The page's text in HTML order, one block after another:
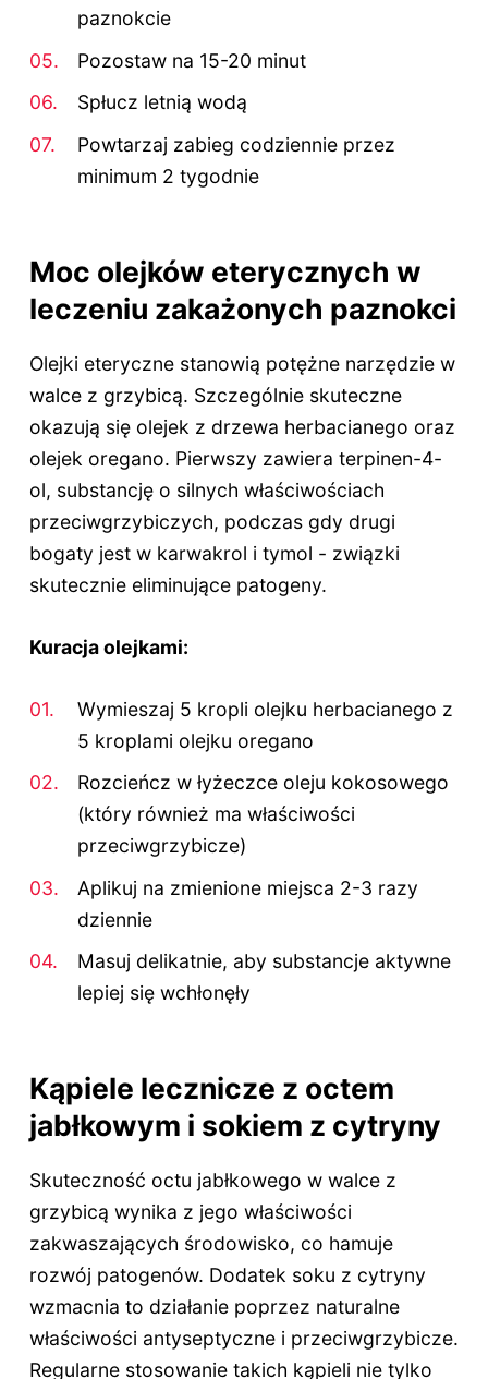
paznokcie
Pozostaw na 15-20 minut
Spłucz letnią wodą
Powtarzaj zabieg codziennie przez
minimum 2 tygodnie
Moc olejków eterycznych w
leczeniu zakażonych paznokci
Olejki eteryczne stanowią potężne narzędzie w
walce z grzybicą. Szczególnie skuteczne
okazują się olejek z drzewa herbacianego oraz
olejek oregano. Pierwszy zawiera terpinen-4-
ol, substancję o silnych właściwościach
przeciwgrzybiczych, podczas gdy drugi
bogaty jest w karwakrol i tymol - związki
skutecznie eliminujące patogeny.
Kuracja olejkami:
Wymieszaj 5 kropli olejku herbacianego z
5 kroplami olejku oregano
Rozcieńcz w łyżeczce oleju kokosowego
(który również ma właściwości
przeciwgrzybicze)
Aplikuj na zmienione miejsca 2-3 razy
dziennie
Masuj delikatnie, aby substancje aktywne
lepiej się wchłonęły
Kąpiele lecznicze z octem
jabłkowym i sokiem z cytryny
Skuteczność octu jabłkowego w walce z
grzybicą wynika z jego właściwości
zakwaszających środowisko, co hamuje
rozwój patogenów. Dodatek soku z cytryny
wzmacnia to działanie poprzez naturalne
właściwości antyseptyczne i przeciwgrzybicze.
Regularne stosowanie takich kąpieli nie tylko